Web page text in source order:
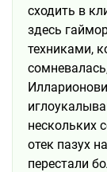
сходить в
здесь
техниками,
нескольких
отек пазух
перестали